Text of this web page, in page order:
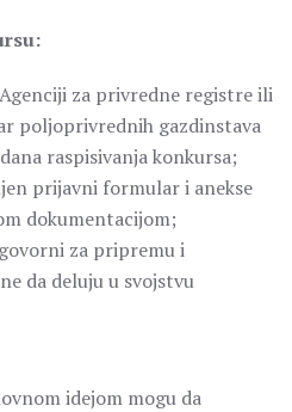
za privredne registre ili
poljoprivrednih gazdinstava
raspisivanja konkursa;
prijavni formular i anekse
dokumentacijom;
za pripremu i
da deluju u svojstvu
idejom mogu da